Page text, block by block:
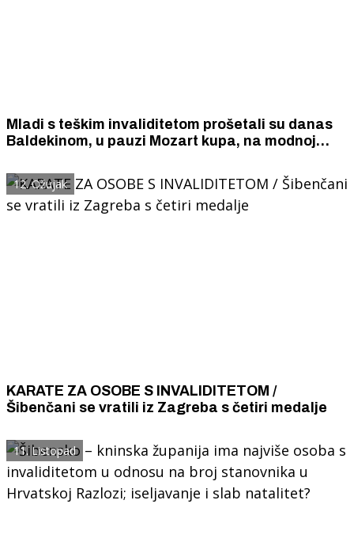
Mladi s teškim invaliditetom prošetali su danas
Baldekinom, u pauzi Mozart kupa, na modnoj
12. Ožujak
KARATE ZA OSOBE S INVALIDITETOM /
Šibenčani se vratili iz Zagreba s četiri medalje
11. Listopad